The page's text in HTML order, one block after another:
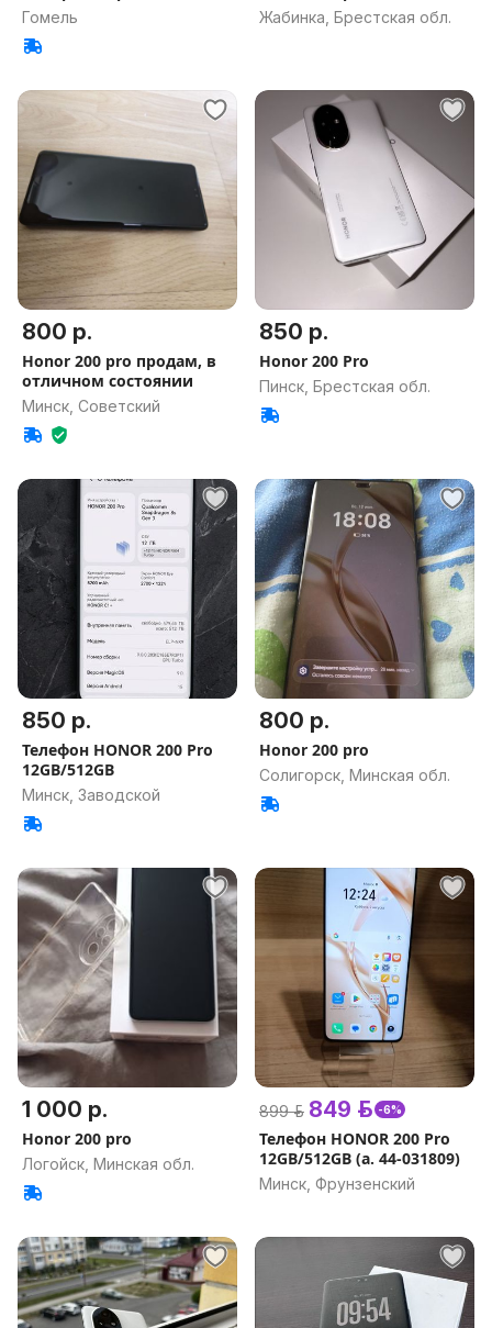
Гомель Жабинка, Брестская обл.
800 р.
Нonor 200 pro продам, в
отличном состоянии
Минск, Советский
850 р.
Honor 200 Pro
Пинск, Брестская обл.
850 р.
Телефон HONOR 200 Pro
12GB/512GB
Минск, Заводской
800 р.
Honor 200 pro
Солигорск, Минская обл.
1 000 р.
Honor 200 pro
Логойск, Минская обл.
899 р. 849 р. -6%
Телефон HONOR 200 Pro
12GB/512GB (а. 44-031809)
Минск, Фрунзенский